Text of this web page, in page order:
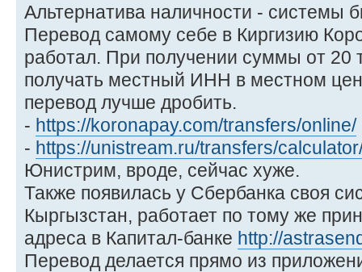
Альтернатива наличности - системы
Перевод самому себе в Киргизию
работал. При получении суммы от 20
получать местный ИНН в местном
перевод лучше дробить.
- https://koronapay.com/transfers/online/
- https://unistream.ru/transfers/
Юнистрим, вроде, сейчас хуже.
Также появилась у Сбербанка своя
Кыргызстан, работает по тому же
адреса в Капитал-банке http://
Перевод делается прямо из